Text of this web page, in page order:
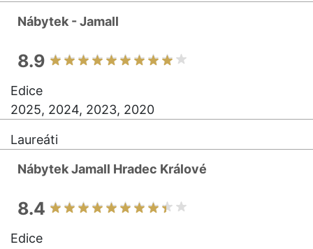
Nábytek - Jamall
8.9
Edice
2025, 2024, 2023, 2020
Laureáti
Nábytek Jamall Hradec Králové
8.4
Edice